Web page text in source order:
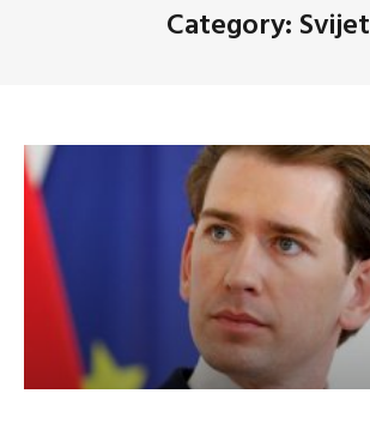
Category: Svijet